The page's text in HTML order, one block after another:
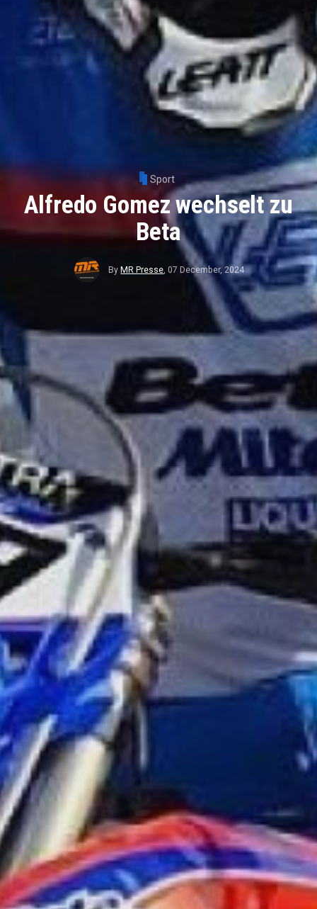
Sport
Alfredo Gomez wechselt zu
Beta
ByMR Presse ,07 December, 2024